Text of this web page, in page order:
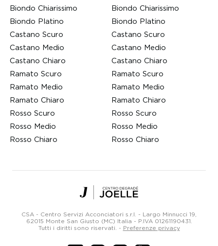
Biondo Chiarissimo
Biondo Platino
Castano Scuro
Castano Medio
Castano Chiaro
Ramato Scuro
Ramato Medio
Ramato Chiaro
Rosso Scuro
Rosso Medio
Rosso Chiaro
Biondo Chiarissimo
Biondo Platino
Castano Scuro
Castano Medio
Castano Chiaro
Ramato Scuro
Ramato Medio
Ramato Chiaro
Rosso Scuro
Rosso Medio
Rosso Chiaro
Centro
Degradé
Parrucchieri
CSA - Centro Servizi Acconciatori s.r.l. - Largo Minnucci 19,
62015 Monte San Giusto (MC) Italia - P.IVA 01261190431.
Tutti i diritti sono riservati. - Preferenze privacy